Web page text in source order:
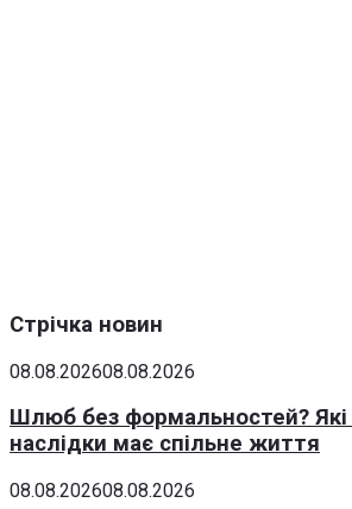
Стрічка новин
08.08.202608.08.2026
Шлюб без формальностей? Які
наслідки має спільне життя
08.08.202608.08.2026